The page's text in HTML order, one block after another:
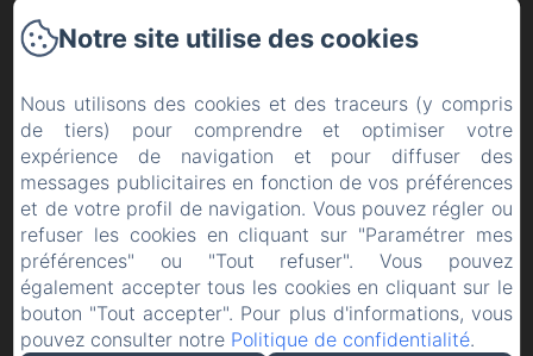
Contactez nous
Accueil
Chambres
Petit déjeuner & Brunch
Galerie
Visiter & Activités
Contact
Mentions légales
Mentions légales
Notre site utilise des cookies
Nous utilisons des cookies et des traceurs (y compris
de tiers) pour comprendre et optimiser votre
expérience de navigation et pour diffuser des
messages publicitaires en fonction de vos préférences
et de votre profil de navigation. Vous pouvez régler ou
refuser les cookies en cliquant sur "Paramétrer mes
préférences" ou "Tout refuser". Vous pouvez
également accepter tous les cookies en cliquant sur le
bouton "Tout accepter". Pour plus d'informations, vous
pouvez consulter notre Politique de confidentialité.